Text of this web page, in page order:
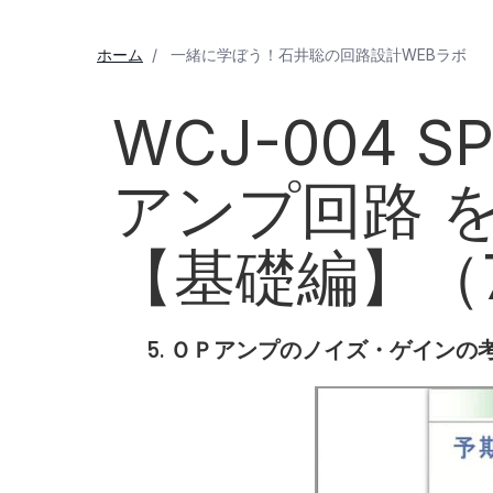
ホーム 一緒に学ぼう！石井聡の回路設計WEBラボ
WCJ-004
アンプ回路
【基礎編】
5. ＯＰアンプのノイズ・ゲインの